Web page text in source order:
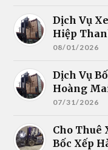
Dịch Vụ
Hiệp
08/01/2026
Dịch Vụ
Hoàng
07/31/2026
Cho Thuê
Bốc Xếp